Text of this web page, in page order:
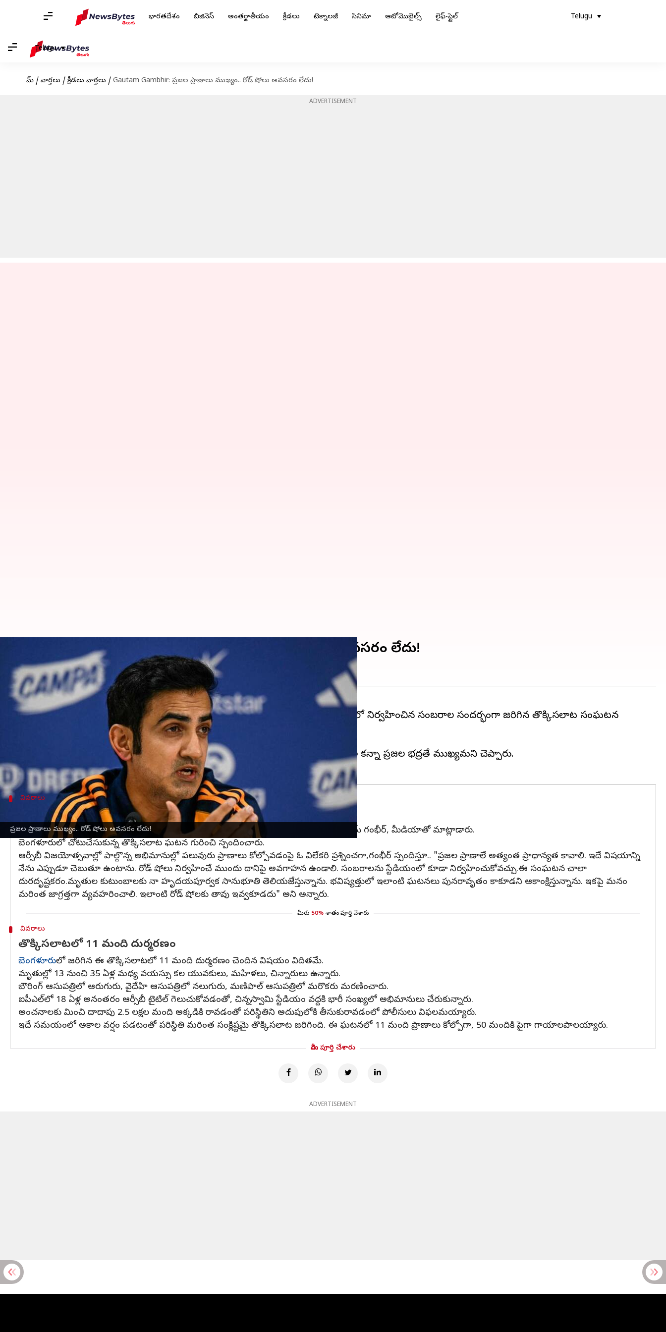
భారతదేశం బిజినెస్ అంతర్జాతీయం క్రీడలు టెక్నాలజీ సినిమా ఆటోమొబైల్స్ లైఫ్-స్టైల్ Telugu
Telugu
హోమ్ / వార్తలు / క్రీడలు వార్తలు / Gautam Gambhir: ప్రజల ప్రాణాలు ముఖ్యం.. రోడ్ షోలు అవసరం లేదు!
ADVERTISEMENT
ప్రజల ప్రాణాలు ముఖ్యం.. రోడ్ షోలు అవసరం లేదు!
Gautam Gambhir: ప్రజల ప్రాణాలు ముఖ్యం.. రోడ్ షోలు అవసరం లేదు!
వ్రాసిన వారు Sirish Praharaju Jun 06, 2025 09:38 am
ఈ వార్తాకథనం ఏంటి
ఐపీఎల్‌లోరాయల్ చాలెంజర్స్ బెంగళూరు(ఆర్సీబీ) విజయాన్ని పురస్కరించుకుని బెంగళూరులో నిర్వహించిన సంబరాల సందర్భంగా జరిగిన తొక్కిసలాట సంఘటన
దేశవ్యాప్తంగా దిగ్భ్రాంతికి గురిచేసింది.
ఈ విషాదకర ఘటనపై పలువురు ప్రముఖులు సంతాపం వ్యక్తం చేస్తున్నారు.
తాజాగా భారత జట్టు ప్రధాన కోచ్గౌతమ్ గంభీర్స్పందిస్తూ, ప్రాణాలు విలువైనవని, ఉత్సవాల కన్నా ప్రజల భద్రతే ముఖ్యమని చెప్పారు.
వివరాలు
సంబరాలను స్టేడియంలో కూడా నిర్వహించుకోవచ్చు: గంభీర్
ఇంగ్లండ్‌తో జరగనున్న టెస్టు సిరీస్‌ సందర్భంగా ముంబై లో భారత కెప్టెన్శుభమన్ గిల్‌
తో కలిసి గౌతమ్ గంభీర్‌, మీడియాతో మాట్లాడారు.
బెంగళూరులో చోటుచేసుకున్న తొక్కిసలాట ఘటన గురించి స్పందించారు.
ఆర్సీబీ విజయోత్సవాల్లో పాల్గొన్న అభిమానుల్లో పలువురు ప్రాణాలు కోల్పోవడంపై ఓ విలేకరి ప్రశ్నించగా,గంభీర్ స్పందిస్తూ.. "ప్రజల ప్రాణాలే అత్యంత ప్రాధాన్యత కావాలి. ఇదే విషయాన్ని
నేను ఎప్పుడూ చెబుతూ ఉంటాను. రోడ్ షోలు నిర్వహించే ముందు దానిపై అవగాహన ఉండాలి. సంబరాలను స్టేడియంలో కూడా నిర్వహించుకోవచ్చు.ఈ సంఘటన చాలా
దురదృష్టకరం.మృతుల కుటుంబాలకు నా హృదయపూర్వక సానుభూతి తెలియజేస్తున్నాను. భవిష్యత్తులో ఇలాంటి ఘటనలు పునరావృతం కాకూడని ఆకాంక్షిస్తున్నాను. ఇకపై మనం
మరింత జాగ్రత్తగా వ్యవహరించాలి. ఇలాంటి రోడ్ షోలకు తావు ఇవ్వకూడదు" అని అన్నారు.
మీరు 50% శాతం పూర్తి చేశారు
వివరాలు
తొక్కిసలాటలో 11 మంది దుర్మరణం
బెంగళూరులో జరిగిన ఈ తొక్కిసలాటలో 11 మంది దుర్మరణం చెందిన విషయం విదితమే.
మృతుల్లో 13 నుంచి 35 ఏళ్ల మధ్య వయస్సు కల యువకులు, మహిళలు, చిన్నారులు ఉన్నారు.
బౌరింగ్ ఆసుపత్రిలో ఆరుగురు, వైదేహి ఆసుపత్రిలో నలుగురు, మణిపాల్ ఆసుపత్రిలో మరొకరు మరణించారు.
ఐపీఎల్‌లో 18 ఏళ్ల అనంతరం ఆర్సీబీ టైటిల్ గెలుచుకోవడంతో, చిన్నస్వామి స్టేడియం వద్దకి భారీ సంఖ్యలో అభిమానులు చేరుకున్నారు.
అంచనాలకు మించి దాదాపు 2.5 లక్షల మంది అక్కడికి రావడంతో పరిస్థితిని అదుపులోకి తీసుకురావడంలో పోలీసులు విఫలమయ్యారు.
ఇదే సమయంలో అకాల వర్షం పడటంతో పరిస్థితి మరింత సంక్లిష్టమై తొక్కిసలాట జరిగింది. ఈ ఘటనలో 11 మంది ప్రాణాలు కోల్పోగా, 50 మందికి పైగా గాయాలపాలయ్యారు.
మీరు పూర్తి చేశారు
ADVERTISEMENT